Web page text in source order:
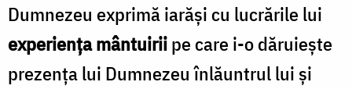
Dumnezeu exprimă iarăși cu lucrările lui
experiența mântuiriipe care i-o dăruiește
prezența lui Dumnezeu înlăuntrul lui și